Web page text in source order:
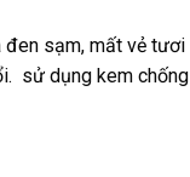
đen sạm, mất vẻ tươi
sử dụng kem chống